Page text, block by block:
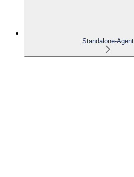
Standalone-Agent